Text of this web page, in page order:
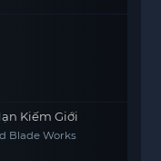
Kiếm Giới
Blade Works